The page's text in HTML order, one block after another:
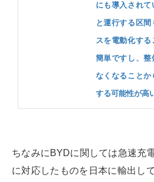
にも導入され
と運行する区
スを電動化す
簡単ですし、整
なくなることか
する可能性が高
ちなみにBYDに関しては急速充
に対応したものを日本に輸出し